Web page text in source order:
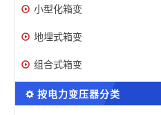
小型化箱变
地埋式箱变
组合式箱变
按电力变压器分类